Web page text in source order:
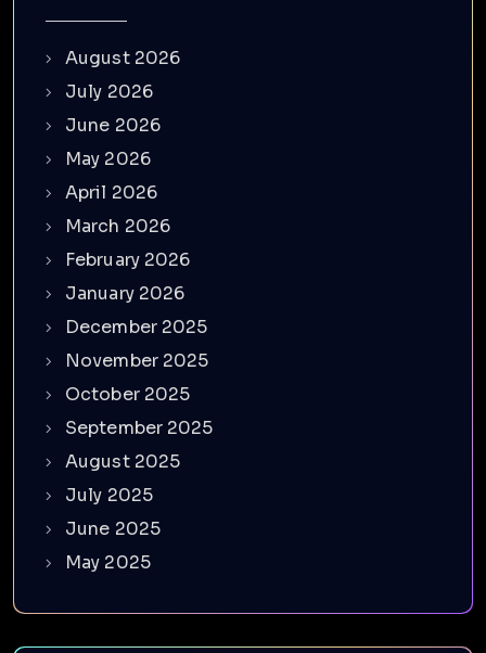
August 2026
July 2026
June 2026
May 2026
April 2026
March 2026
February 2026
January 2026
December 2025
November 2025
October 2025
September 2025
August 2025
July 2025
June 2025
May 2025